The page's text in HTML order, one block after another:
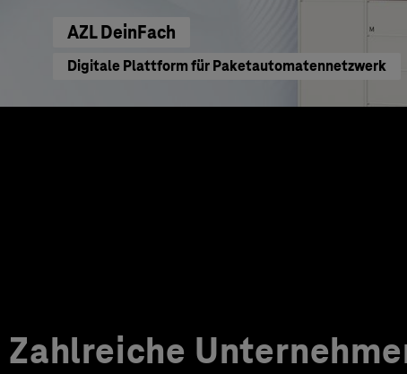
AZL DeinFach
Digitale Plattform für Paketautomatennetzwerk
Zahlreiche